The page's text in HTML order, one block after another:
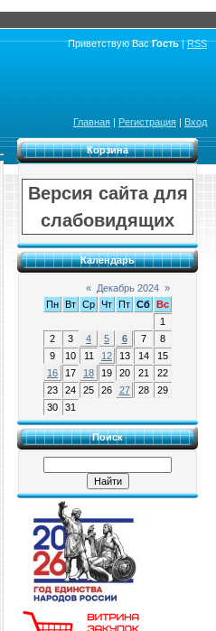
Приветствую Вас Гость|RSS
Главная | Регистрация | Вход
Корзина
Версия сайта для
слабовидящих
Календарь
« Декабрь 2024 »
Пн Вт Ср Чт Пт Сб Вс
1
2
3 4 5 6 7
8
9
10 11 12 13 14
15
16
17 18 19 20 21
22
23
24 25 26 27 28
29
30
31
Поиск